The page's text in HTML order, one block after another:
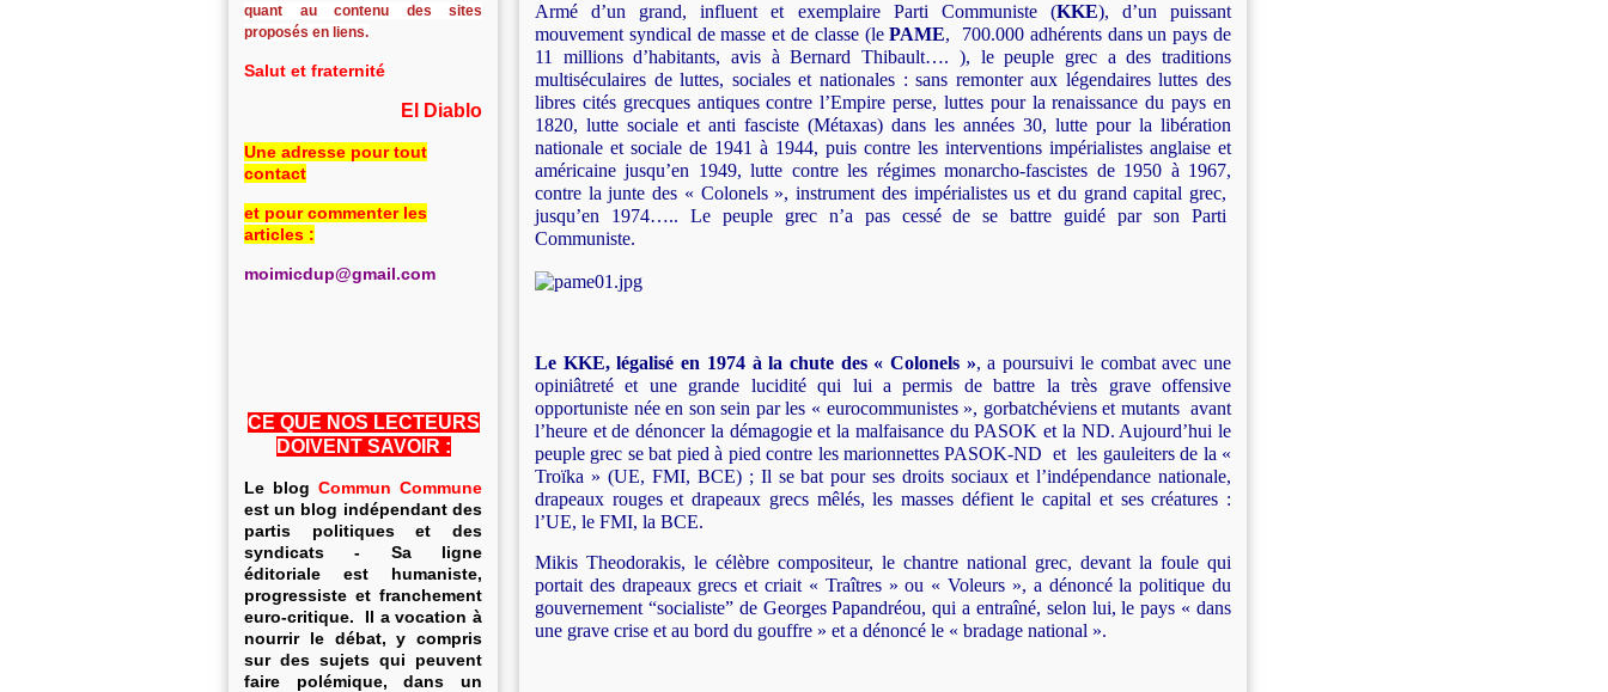
quant au contenu des sites
proposés en liens.
Salut et fraternité
El Diablo
Une adresse pour tout
contact
et pour commenter les
articles :
moimicdup@gmail.com
CE QUE NOS LECTEURS
DOIVENT SAVOIR :
Le blog Commun Commune
est un blog indépendant des
partis politiques et des
syndicats - Sa ligne
éditoriale est humaniste,
progressiste et franchement
euro-critique. Il a vocation à
nourrir le débat, y compris
sur des sujets qui peuvent
faire polémique, dans un
Armé d’un grand, influent et exemplaire Parti Communiste (KKE), d’un puissant
mouvement syndical de masse et de classe (lePAME, 700.000 adhérents dans un pays de
11 millions d’habitants, avis à Bernard Thibault…. ), le peuple grec a des traditions
multiséculaires de luttes, sociales et nationales : sans remonter aux légendaires luttes des
libres cités grecques antiques contre l’Empire perse, luttes pour la renaissance du pays en
1820, lutte sociale et anti fasciste (Métaxas) dans les années 30, lutte pour la libération
nationale et sociale de 1941 à 1944, puis contre les interventions impérialistes anglaise et
américaine jusqu’en 1949, lutte contre les régimes monarcho-fascistes de 1950 à 1967,
contre la junte des « Colonels », instrument des impérialistes us et du grand capital grec,
jusqu’en 1974….. Le peuple grec n’a pas cessé de se battre guidé par son Parti
Communiste.
Le KKE, légalisé en 1974 à la chute des « Colonels », a poursuivi le combat avec une
opiniâtreté et une grande lucidité qui lui a permis de battre la très grave offensive
opportuniste née en son sein par les « eurocommunistes », gorbatchéviens et mutants avant
l’heure et de dénoncer la démagogie et la malfaisance du PASOK et la ND. Aujourd’hui le
peuple grec se bat pied à pied contre les marionnettes PASOK-ND et les gauleiters de la «
Troïka » (UE, FMI, BCE) ; Il se bat pour ses droits sociaux et l’indépendance nationale,
drapeaux rouges et drapeaux grecs mêlés, les masses défient le capital et ses créatures :
l’UE, le FMI, la BCE.
Mikis Theodorakis, le célèbre compositeur, le chantre national grec, devant la foule qui
portait des drapeaux grecs et criait « Traîtres » ou « Voleurs », a dénoncé la politique du
gouvernement “socialiste” de Georges Papandréou, qui a entraîné, selon lui, le pays « dans
une grave crise et au bord du gouffre » et a dénoncé le « bradage national ».